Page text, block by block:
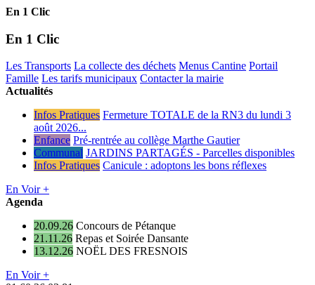
En 1 Clic
En 1 Clic
Les Transports La collecte des déchets Menus Cantine Portail
Famille Les tarifs municipaux Contacter la mairie
Actualités
Infos Pratiques Fermeture TOTALE de la RN3 du lundi 3
août 2026...
Enfance Pré-rentrée au collège Marthe Gautier
Communal JARDINS PARTAGÉS - Parcelles disponibles
Infos Pratiques Canicule : adoptons les bons réflexes
En Voir +
Agenda
20.09.26 Concours de Pétanque
21.11.26 Repas et Soirée Dansante
13.12.26 NOËL DES FRESNOIS
En Voir +